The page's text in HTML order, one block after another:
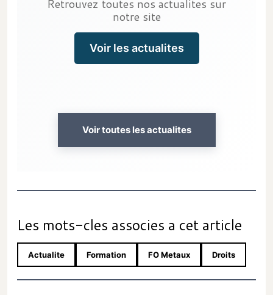
Retrouvez toutes nos actualites sur
notre site
Voir les actualites
Voir toutes les actualites
Les mots-cles associes a cet article
Actualite Formation FO Metaux Droits